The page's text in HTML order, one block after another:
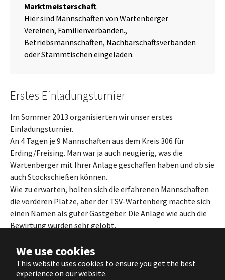
We use cookies
This website uses cookies to ensure you get the best
experience on our website.
Marktmeisterschaft.
Hier sind Mannschaften von Wartenberger
Vereinen, Familienverbänden.,
Betriebsmannschaften, Nachbarschaftsverbänden
oder Stammtischen eingeladen.
Erstes Einladungsturnier
Im Sommer 2013 organisierten wir unser erstes
Einladungsturnier.
An 4 Tagen je 9 Mannschaften aus dem Kreis 306 für
Erding/Freising. Man war ja auch neugierig, was die
Wartenberger mit Ihrer Anlage geschaffen haben und ob sie
auch Stockschießen können.
Wie zu erwarten, holten sich die erfahrenen Mannschaften
die vorderen Plätze, aber der TSV-Wartenberg machte sich
einen Namen als guter Gastgeber. Die Anlage wie auch die
Bewirtung wurden sehr gelobt.
Impressum | Datenschutz